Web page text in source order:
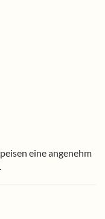
eine angenehm